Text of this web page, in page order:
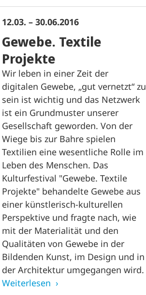
12.03. – 30.06.2016
Gewebe. Textile
Projekte
Wir leben in einer Zeit der
digitalen Gewebe, „gut vernetzt“ zu
sein ist wichtig und das Netzwerk
ist ein Grundmuster unserer
Gesellschaft geworden. Von der
Wiege bis zur Bahre spielen
Textilien eine wesentliche Rolle im
Leben des Menschen. Das
Kulturfestival "Gewebe. Textile
Projekte" behandelte Gewebe aus
einer künstlerisch-kulturellen
Perspektive und fragte nach, wie
mit der Materialität und den
Qualitäten von Gewebe in der
Bildenden Kunst, im Design und in
der Architektur umgegangen wird.
Weiterlesen